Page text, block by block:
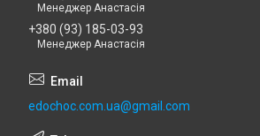
Менеджер Анастасія
+380 (93) 185-03-93
Менеджер Анастасія
edochoc.com.ua@gmail.com